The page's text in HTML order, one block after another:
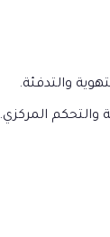
والتدفئة.
المركزي.